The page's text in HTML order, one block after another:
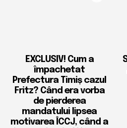
EXCLUSIV! Cum a
împachetat
Prefectura Timiș cazul
Fritz? Când era vorba
de pierderea
mandatului lipsea
motivarea ÎCCJ, când a